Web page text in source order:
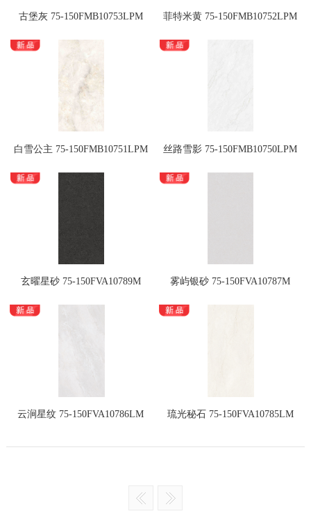
古堡灰 75-150FMB10753LPM 菲特米黄 75-150FMB10752LPM
白雪公主 75-150FMB10751LPM 丝路雪影 75-150FMB10750LPM
玄曜星砂 75-150FVA10789M 雾屿银砂 75-150FVA10787M
云涧星纹 75-150FVA10786LM 琉光秘石 75-150FVA10785LM